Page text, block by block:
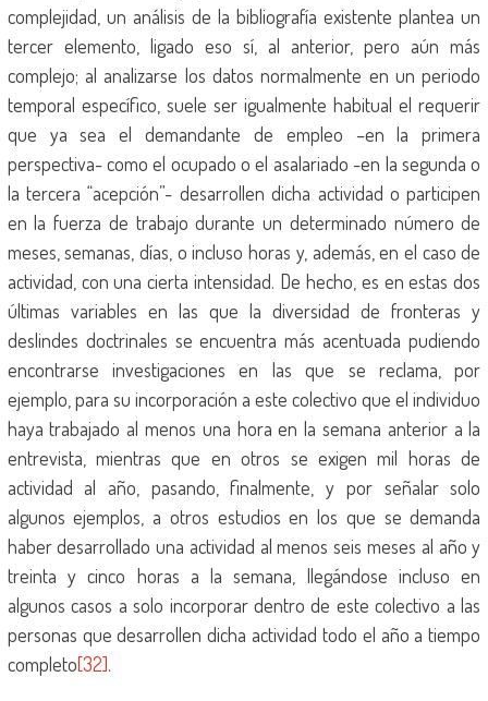
complejidad, un análisis de la bibliografía existente plantea un
tercer elemento, ligado eso sí, al anterior, pero aún más
complejo; al analizarse los datos normalmente en un periodo
temporal específico, suele ser igualmente habitual el requerir
que ya sea el demandante de empleo –en la primera
perspectiva- como el ocupado o el asalariado -en la segunda o
la tercera “acepción”- desarrollen dicha actividad o participen
en la fuerza de trabajo durante un determinado número de
meses, semanas, días, o incluso horas y, además, en el caso de
actividad, con una cierta intensidad. De hecho, es en estas dos
últimas variables en las que la diversidad de fronteras y
deslindes doctrinales se encuentra más acentuada pudiendo
encontrarse investigaciones en las que se reclama, por
ejemplo, para su incorporación a este colectivo que el individuo
haya trabajado al menos una hora en la semana anterior a la
entrevista, mientras que en otros se exigen mil horas de
actividad al año, pasando, finalmente, y por señalar solo
algunos ejemplos, a otros estudios en los que se demanda
haber desarrollado una actividad al menos seis meses al año y
treinta y cinco horas a la semana, llegándose incluso en
algunos casos a solo incorporar dentro de este colectivo a las
personas que desarrollen dicha actividad todo el año a tiempo
completo[32].